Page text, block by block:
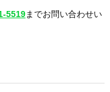
5519までお問い合わせい